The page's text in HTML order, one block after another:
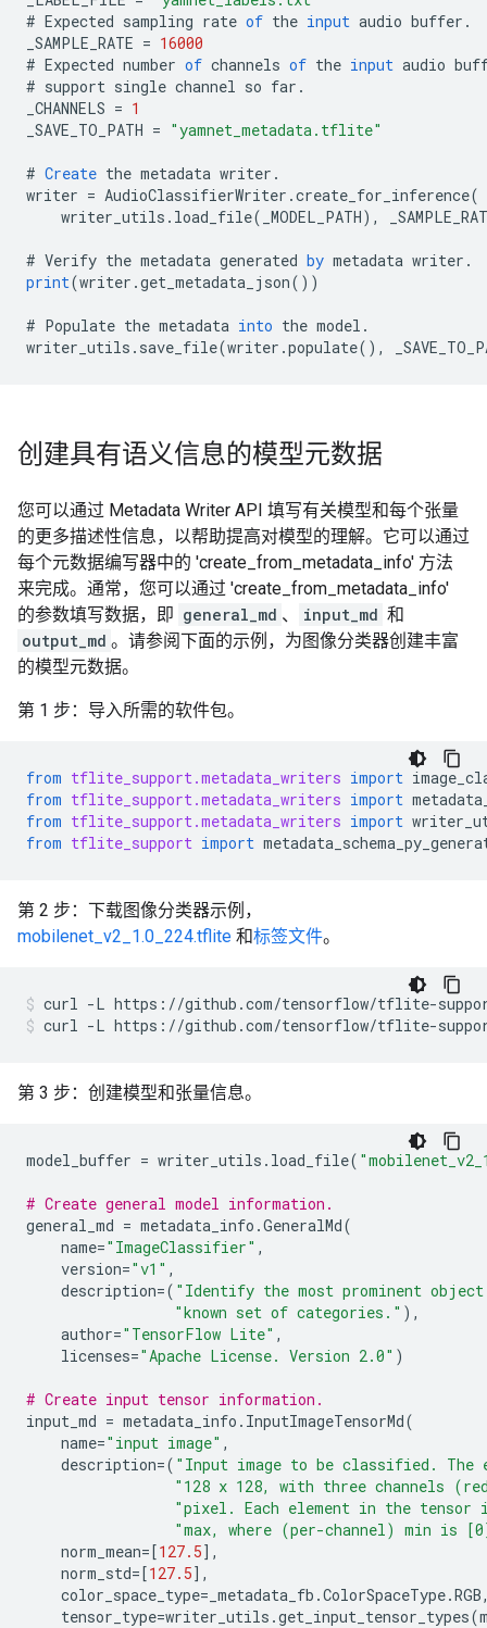
# Expected sampling rate of the input audio buffer .
_SAMPLE_RATE = 16000
# Expected number of channels of the input audio
# support single channel so far .
_CHANNELS = 1
_SAVE_TO_PATH = "yamnet_metadata.tflite"
# Create the metadata writer .
writer = AudioClassifierWriter .create_for_inference(
writer_utils . load_file( _MODEL_PATH),
# Verify the metadata generated by metadata writer .
print(writer .get_metadata_json())
# Populate the metadata into the model .
writer_utils . save_file(writer .populate(),
创建具有语义信息的模型元数据
您可以通过 Metadata Writer API 填写有关模型和每个张量
的更多描述性信息，以帮助提高对模型的理解。它可以通过
每个元数据编写器中的 'create_from_metadata_info' 方法
来完成。通常，您可以通过 'create_from_metadata_info'
的参数填写数据，即 general_md 、 input_md 和
output_md 。请参阅下面的示例，为图像分类器创建丰富
的模型元数据。
第 1 步：导入所需的软件包。
from tflite_support.metadata_writers import
from tflite_support.metadata_writers import
from tflite_support.metadata_writers import
from tflite_support import
第 2 步：下载图像分类器示例，
mobilenet_v2_1.0_224.tflite 和标签文件。
curl -L https://github.com/tensorflow/tflite-
curl -L https://github.com/tensorflow/tflite-
第 3 步：创建模型和张量信息。
model_buffer = writer_utils . load_file(
# Create general model information.
general_md = metadata_info .GeneralMd(
name="ImageClassifier" ,
version="v1" ,
description=( "Identify the most prominent
"known set of categories." ),
author="TensorFlow Lite" ,
licenses="Apache License. Version 2.0" )
# Create input tensor information.
input_md = metadata_info . InputImageTensorMd(
name="input image" ,
description=( "Input image to be classified. The
"128 x 128, with three channels
"pixel. Each element in the tensor
"max, where (per-channel) min is
norm_mean=[127.5],
norm_std=[127.5],
color_space_type= _metadata_fb .ColorSpaceType.RGB
tensor_type=writer_utils .get_input_tensor_types(